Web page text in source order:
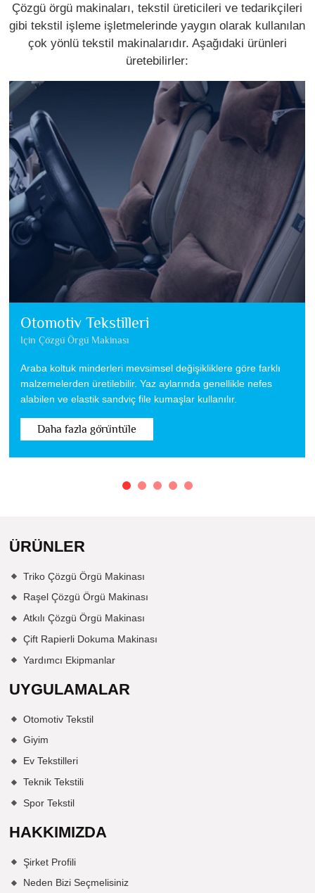
Çözgü örgü makinaları, tekstil üreticileri ve tedarikçileri
gibi tekstil işleme işletmelerinde yaygın olarak kullanılan
çok yönlü tekstil makinalarıdır. Aşağıdaki ürünleri
üretebilirler:
Otomotiv Tekstilleri
Için Çözgü Örgü Makinası
Araba koltuk minderleri mevsimsel değişikliklere göre farklı
malzemelerden üretilebilir. Yaz aylarında genellikle nefes
alabilen ve elastik sandviç file kumaşlar kullanılır.
Daha fazla görüntüle
ÜRÜNLER
Triko Çözgü Örgü Makinası
Raşel Çözgü Örgü Makinası
Atkılı Çözgü Örgü Makinası
Çift Rapierli Dokuma Makinası
Yardımcı Ekipmanlar
UYGULAMALAR
Otomotiv Tekstil
Giyim
Ev Tekstilleri
Teknik Tekstili
Spor Tekstil
HAKKIMIZDA
Şirket Profili
Neden Bizi Seçmelisiniz